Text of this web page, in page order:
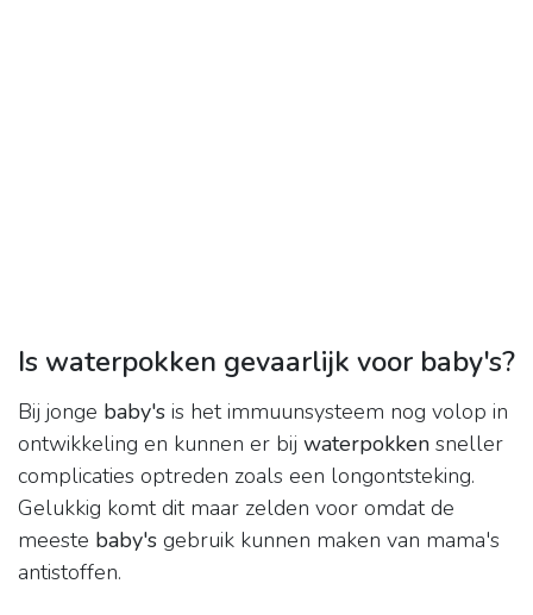
Is waterpokken gevaarlijk voor baby's?
Bij jonge baby's is het immuunsysteem nog volop in
ontwikkeling en kunnen er bij waterpokken sneller
complicaties optreden zoals een longontsteking.
Gelukkig komt dit maar zelden voor omdat de
meeste baby's gebruik kunnen maken van mama's
antistoffen.